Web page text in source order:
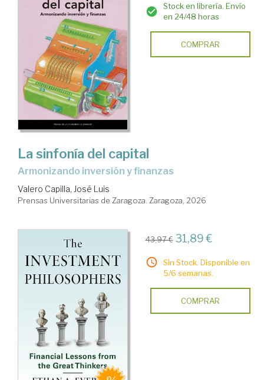
Stock en librería. Envío
en 24/48 horas
COMPRAR
La sinfonía del capital
Armonizando inversión y finanzas
Valero Capilla, José Luis
Prensas Universitarias de Zaragoza. Zaragoza, 2026
43,97 € 31,89 €
Sin Stock. Disponible en
5/6 semanas.
COMPRAR